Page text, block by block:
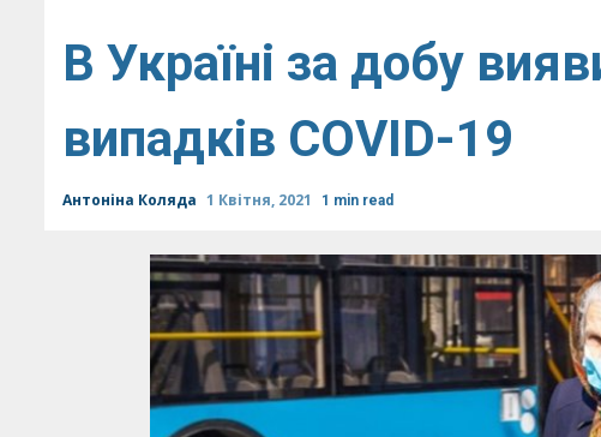
В Україні за добу
випадків COVID-19
Антоніна Коляда 1 Квітня, 2021 1 min read